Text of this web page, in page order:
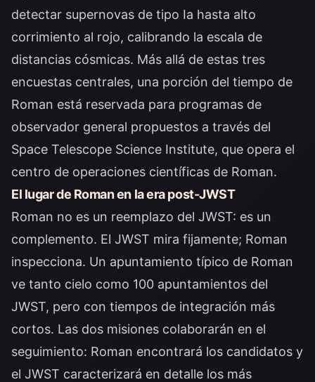
detectar supernovas de tipo Ia hasta alto
corrimiento al rojo, calibrando la escala de
distancias cósmicas. Más allá de estas tres
encuestas centrales, una porción del tiempo de
Roman está reservada para programas de
observador general propuestos a través del
Space Telescope Science Institute, que opera el
centro de operaciones científicas de Roman.
El lugar de Roman en la era post-JWST
Roman no es un reemplazo del JWST: es un
complemento. El JWST mira fijamente; Roman
inspecciona. Un apuntamiento típico de Roman
ve tanto cielo como 100 apuntamientos del
JWST, pero con tiempos de integración más
cortos. Las dos misiones colaborarán en el
seguimiento: Roman encontrará los candidatos y
el JWST caracterizará en detalle los más